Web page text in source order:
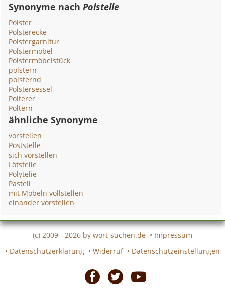
Synonyme nachPolstelle
Polster
Polsterecke
Polstergarnitur
Polstermöbel
Polstermöbelstück
polstern
polsternd
Polstersessel
Polterer
Poltern
ähnliche Synonyme
vorstellen
Poststelle
sich vorstellen
Lötstelle
Polytelie
Pastell
mit Möbeln vollstellen
einander vorstellen
(c) 2009 - 2026 by wort-suchen.de • Impressum
• Datenschutzerklärung • Widerruf • Datenschutzeinstellungen